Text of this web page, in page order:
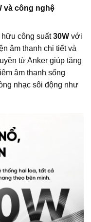
và công nghệ
công suất30W với
âm thanh chi tiết và
từ Anker giúp tăng
âm thanh sống
nhạc sôi động như